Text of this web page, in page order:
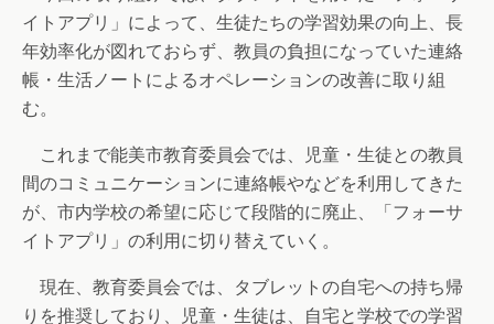
イトアプリ」によって、生徒たちの学習効果の向上、長
年効率化が図れておらず、教員の負担になっていた連絡
帳・生活ノートによるオペレーションの改善に取り組
む。
これまで能美市教育委員会では、児童・生徒との教員
間のコミュニケーションに連絡帳やなどを利用してきた
が、市内学校の希望に応じて段階的に廃止、「フォーサ
イトアプリ」の利用に切り替えていく。
現在、教育委員会では、タブレットの自宅への持ち帰
りを推奨しており、児童・生徒は、自宅と学校での学習